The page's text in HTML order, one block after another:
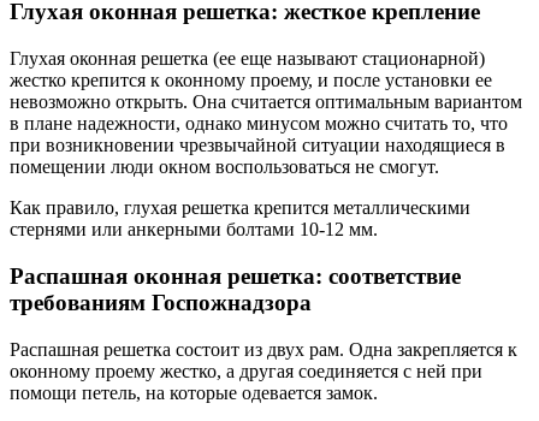
Глухая оконная решетка: жесткое крепление
Глухая оконная решетка (ее еще называют стационарной)
жестко крепится к оконному проему, и после установки ее
невозможно открыть. Она считается оптимальным вариантом
в плане надежности, однако минусом можно считать то, что
при возникновении чрезвычайной ситуации находящиеся в
помещении люди окном воспользоваться не смогут.
Как правило, глухая решетка крепится металлическими
стернями или анкерными болтами 10-12 мм.
Распашная оконная решетка: соответствие
требованиям Госпожнадзора
Распашная решетка состоит из двух рам. Одна закрепляется к
оконному проему жестко, а другая соединяется с ней при
помощи петель, на которые одевается замок.